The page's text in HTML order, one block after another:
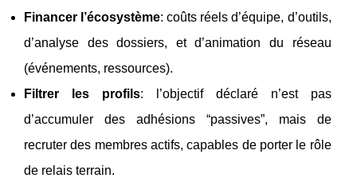
Financer l’écosystème: coûts réels d’équipe, d’outils,
d’analyse des dossiers, et d’animation du réseau
(événements, ressources).
Filtrer les profils: l’objectif déclaré n’est pas
d’accumuler des adhésions “passives”, mais de
recruter des membres actifs, capables de porter le rôle
de relais terrain.